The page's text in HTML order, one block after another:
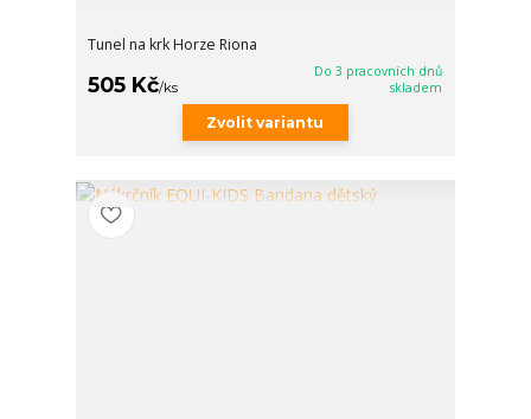
Tunel na krk Horze Riona
505 Kč/ks
Do 3 pracovních dnů
skladem
Zvolit variantu